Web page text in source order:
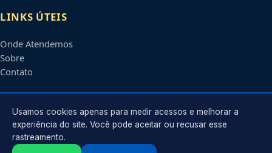
LINKS ÚTEIS
Onde Atendemos
Sobre
Contato
CONTATO
Atendimento em
Usamos cookies apenas para medir acessos e melhorar a
experiência do site. Você pode aceitar ou recusar esse
rastreamento.